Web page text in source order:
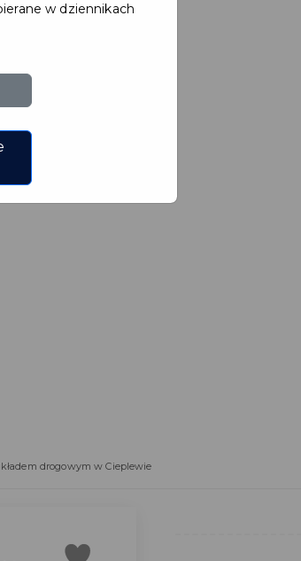
drogowym w Cieplewie
w dziennikach